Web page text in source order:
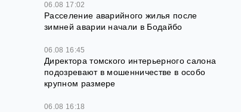
06.08 17:02
Расселение аварийного жилья после
зимней аварии начали в Бодайбо
06.08 16:45
Директора томского интерьерного салона
подозревают в мошенничестве в особо
крупном размере
06.08 16:18